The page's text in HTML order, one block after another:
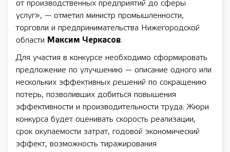
от производственных предприятий до сферы
услуг», — отметил министр промышленности,
торговли и предпринимательства Нижегородской
области Максим Черкасов.
Для участия в конкурсе необходимо сформировать
предложение по улучшению — описание одного или
нескольких эффективных решений по сокращению
потерь, позволивших добиться повышения
эффективности и производительности труда. Жюри
конкурса будет оценивать скорость реализации,
срок окупаемости затрат, годовой экономический
эффект, возможность тиражирования